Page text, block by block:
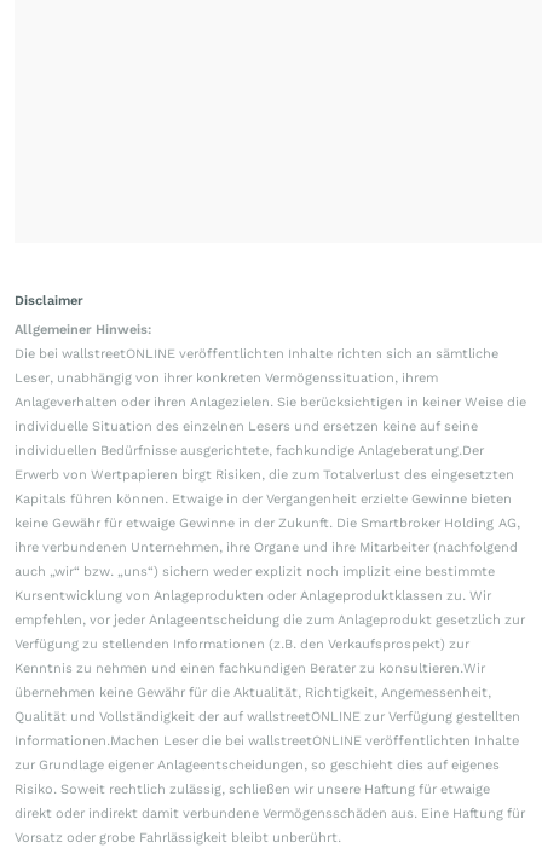
Disclaimer
Allgemeiner Hinweis:
Die bei wallstreetONLINE veröffentlichten Inhalte richten sich an sämtliche
Leser, unabhängig von ihrer konkreten Vermögenssituation, ihrem
Anlageverhalten oder ihren Anlagezielen. Sie berücksichtigen in keiner Weise die
individuelle Situation des einzelnen Lesers und ersetzen keine auf seine
individuellen Bedürfnisse ausgerichtete, fachkundige Anlageberatung.Der
Erwerb von Wertpapieren birgt Risiken, die zum Totalverlust des eingesetzten
Kapitals führen können. Etwaige in der Vergangenheit erzielte Gewinne bieten
keine Gewähr für etwaige Gewinne in der Zukunft. Die Smartbroker Holding AG,
ihre verbundenen Unternehmen, ihre Organe und ihre Mitarbeiter (nachfolgend
auch „wir“ bzw. „uns“) sichern weder explizit noch implizit eine bestimmte
Kursentwicklung von Anlageprodukten oder Anlageproduktklassen zu. Wir
empfehlen, vor jeder Anlageentscheidung die zum Anlageprodukt gesetzlich zur
Verfügung zu stellenden Informationen (z.B. den Verkaufsprospekt) zur
Kenntnis zu nehmen und einen fachkundigen Berater zu konsultieren.Wir
übernehmen keine Gewähr für die Aktualität, Richtigkeit, Angemessenheit,
Qualität und Vollständigkeit der auf wallstreetONLINE zur Verfügung gestellten
Informationen.Machen Leser die bei wallstreetONLINE veröffentlichten Inhalte
zur Grundlage eigener Anlageentscheidungen, so geschieht dies auf eigenes
Risiko. Soweit rechtlich zulässig, schließen wir unsere Haftung für etwaige
direkt oder indirekt damit verbundene Vermögensschäden aus. Eine Haftung für
Vorsatz oder grobe Fahrlässigkeit bleibt unberührt.